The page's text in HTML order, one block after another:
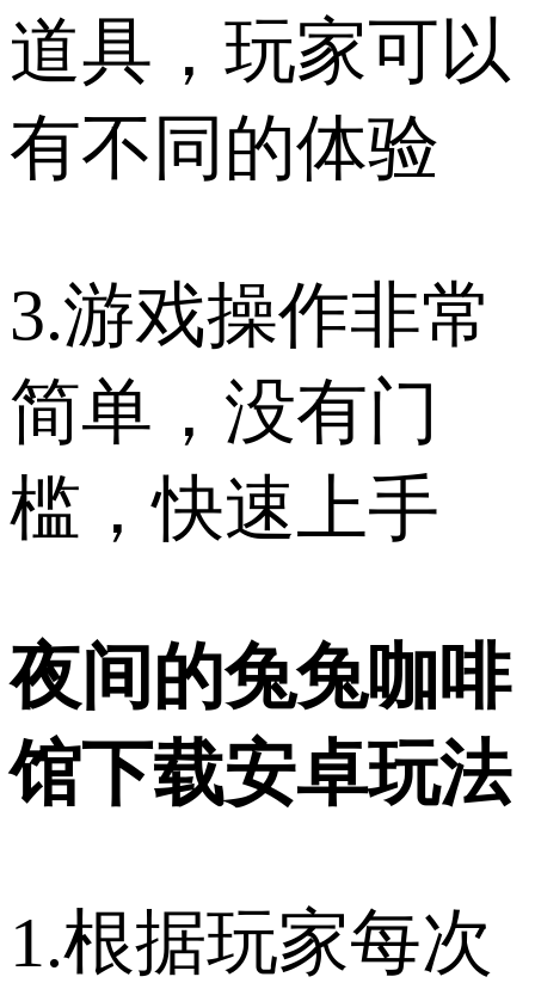
道具，玩家可以
有不同的体验
3.游戏操作非常
简单，没有门
槛，快速上手
夜间的兔兔咖啡
馆下载安卓玩法
1.根据玩家每次